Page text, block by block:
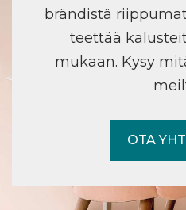
brändistä
teettää
mukaan. Kysy
OTA